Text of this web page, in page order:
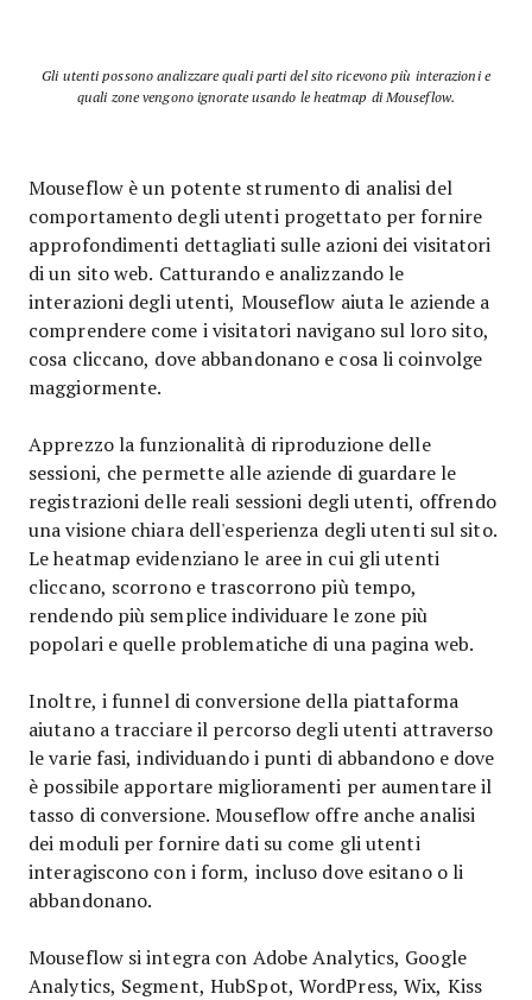
Gli utenti possono analizzare quali parti del sito ricevono più interazioni e
quali zone vengono ignorate usando le heatmap di Mouseflow.
Mouseflow è un potente strumento di analisi del
comportamento degli utenti progettato per fornire
approfondimenti dettagliati sulle azioni dei visitatori
di un sito web. Catturando e analizzando le
interazioni degli utenti, Mouseflow aiuta le aziende a
comprendere come i visitatori navigano sul loro sito,
cosa cliccano, dove abbandonano e cosa li coinvolge
maggiormente.
Apprezzo la funzionalità di riproduzione delle
sessioni, che permette alle aziende di guardare le
registrazioni delle reali sessioni degli utenti, offrendo
una visione chiara dell'esperienza degli utenti sul sito.
Le heatmap evidenziano le aree in cui gli utenti
cliccano, scorrono e trascorrono più tempo,
rendendo più semplice individuare le zone più
popolari e quelle problematiche di una pagina web.
Inoltre, i funnel di conversione della piattaforma
aiutano a tracciare il percorso degli utenti attraverso
le varie fasi, individuando i punti di abbandono e dove
è possibile apportare miglioramenti per aumentare il
tasso di conversione. Mouseflow offre anche analisi
dei moduli per fornire dati su come gli utenti
interagiscono con i form, incluso dove esitano o li
abbandonano.
Mouseflow si integra con Adobe Analytics, Google
Analytics, Segment, HubSpot, WordPress, Wix, Kiss